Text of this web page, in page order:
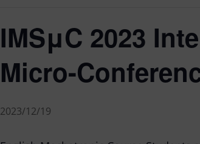
IMSμC 2023
Micro-
2023/12/19